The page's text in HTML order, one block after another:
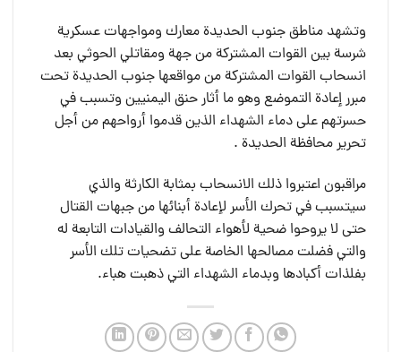
وتشهد مناطق جنوب الحديدة معارك ومواجهات عسكرية
شرسة بين القوات المشتركة من جهة ومقاتلي الحوثي بعد
انسحاب القوات المشتركة من مواقعها جنوب الحديدة تحت
مبرر إعادة التموضع وهو ما أثار حنق اليمنيين وتسبب في
حسرتهم على دماء الشهداء الذين قدموا أرواحهم من أجل
تحرير محافظة الحديدة .
مراقبون اعتبروا ذلك الانسحاب بمثابة الكارثة والذي
سيتسبب في تحرك الأسر لإعادة أبنائها من جبهات القتال
حتى لا يروحوا ضحية لأهواء التحالف والقيادات التابعة له
والتي فضلت مصالحها الخاصة على تضحيات تلك الأسر
بفلذات أكبادها وبدماء الشهداء التي ذهبت هباء.